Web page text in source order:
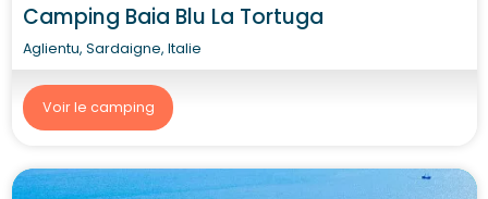
Camping Baia Blu La Tortuga
Aglientu, Sardaigne, Italie
Voir le camping